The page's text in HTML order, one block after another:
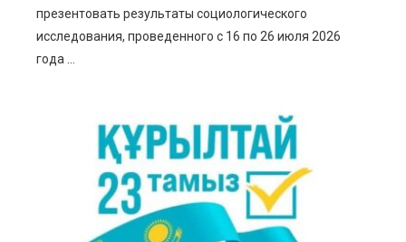
презентовать результаты социологического
исследования, проведенного с 16 по 26 июля 2026
года ...